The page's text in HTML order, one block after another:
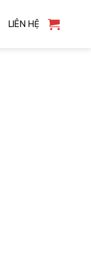
LIÊN HỆ